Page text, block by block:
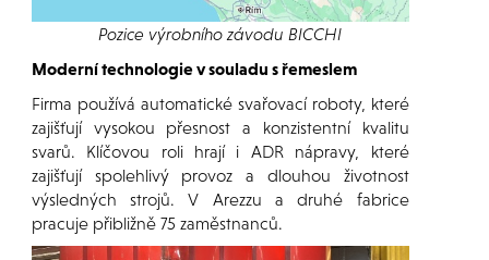
Pozice výrobního závodu BICCHI
Moderní technologie v souladu s řemeslem
Firma používá automatické svařovací roboty, které
zajišťují vysokou přesnost a konzistentní kvalitu
svarů. Klíčovou roli hrají i ADR nápravy, které
zajišťují spolehlivý provoz a dlouhou životnost
výsledných strojů. V Arezzu a druhé fabrice
pracuje přibližně 75 zaměstnanců.